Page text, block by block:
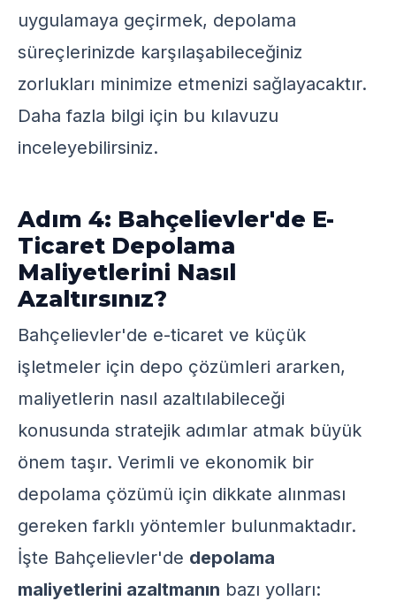
uygulamaya geçirmek, depolama
süreçlerinizde karşılaşabileceğiniz
zorlukları minimize etmenizi sağlayacaktır.
Daha fazla bilgi için bu kılavuzu
inceleyebilirsiniz.
Adım 4: Bahçelievler'de E-
Ticaret Depolama
Maliyetlerini Nasıl
Azaltırsınız?
Bahçelievler'de e-ticaret ve küçük
işletmeler için depo çözümleri ararken,
maliyetlerin nasıl azaltılabileceği
konusunda stratejik adımlar atmak büyük
önem taşır. Verimli ve ekonomik bir
depolama çözümü için dikkate alınması
gereken farklı yöntemler bulunmaktadır.
İşte Bahçelievler'de depolama
maliyetlerini azaltmanın bazı yolları: